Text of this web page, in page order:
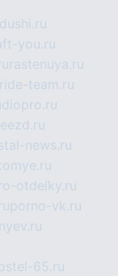
you.ru
rastenuya.ru
team.ru
news.ru
otdelky.ru
porno-vk.ru
65.ru